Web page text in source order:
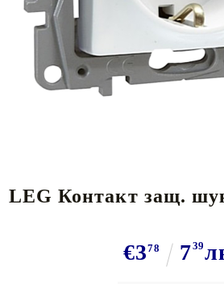
LEG Контакт защ.
€378 739